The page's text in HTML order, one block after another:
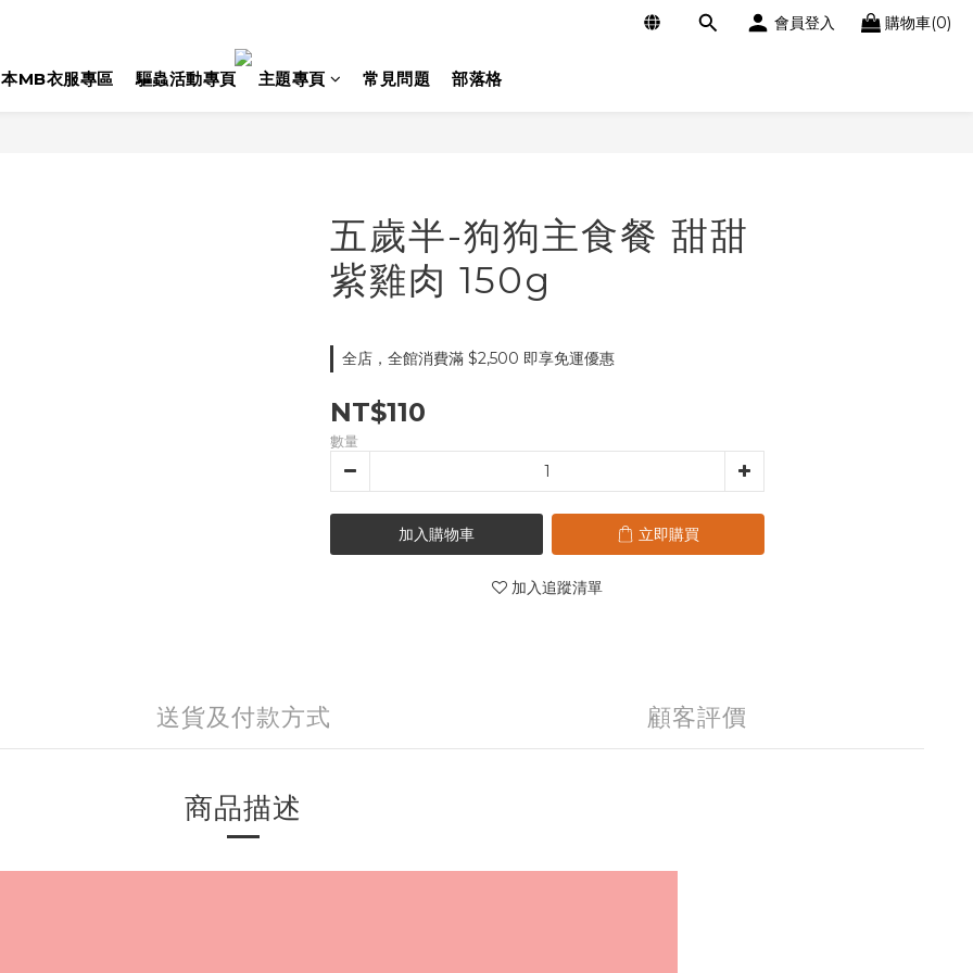
會員登入 購物車(0)
MB衣服專區 驅蟲活動專頁 主題專頁 常見問題 部落格
五歲半-狗狗主食餐 甜甜
紫雞肉 150g
全店，全館消費滿 $2,500 即享免運優惠
NT$110
數量
加入購物車 立即購買
加入追蹤清單
送貨及付款方式 顧客評價
商品描述